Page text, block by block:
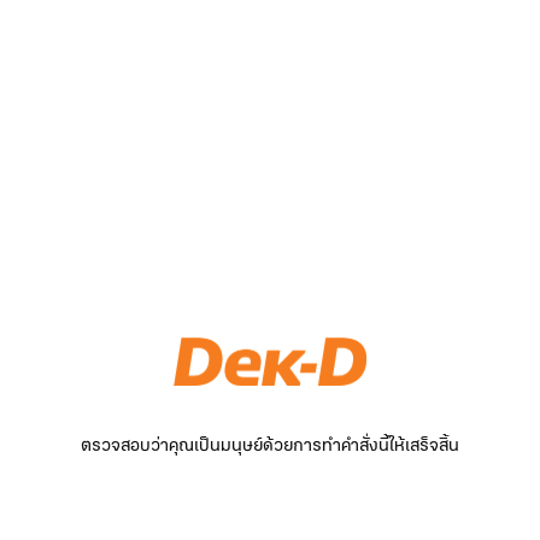
ตรวจสอบว่าคุณเป็นมนุษย์ด้วยการทำคำสั่งนี้ให้เสร็จสิ้น